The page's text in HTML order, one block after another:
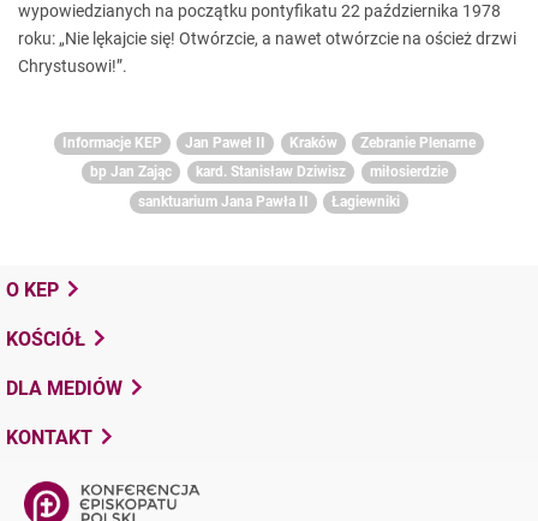
wypowiedzianych na początku pontyfikatu 22 października 1978
roku: „Nie lękajcie się! Otwórzcie, a nawet otwórzcie na oścież drzwi
Chrystusowi!”.
Informacje KEP Jan Paweł II Kraków
Zebranie Plenarne
bp Jan Zając
kard. Stanisław Dziwisz
miłosierdzie
sanktuarium Jana Pawła II
Łagiewniki
O KEP
KOŚCIÓŁ
DLA MEDIÓW
KONTAKT